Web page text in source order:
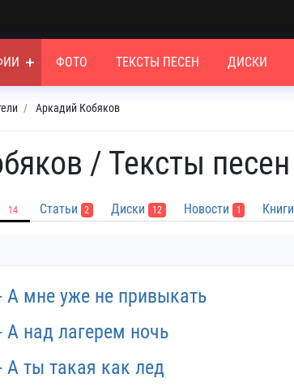
ФОТО ТЕКСТЫ ПЕСЕН ДИСКИ
Аркадий Кобяков
/ Тексты песен
14 Статьи 2 Диски 12 Новости 1 Книги
А мне уже не привыкать
над лагерем ночь
ты такая как лед